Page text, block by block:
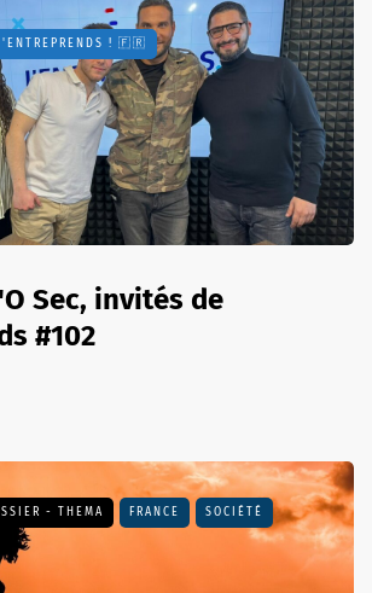
! 🇫🇷
Sec, invités de
#102
- THEMA FRANCE SOCIÉTÉ